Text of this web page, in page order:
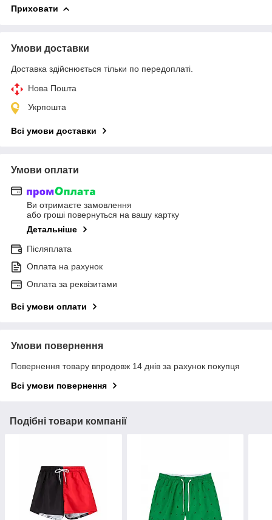
Приховати
Умови доставки
Доставка здійснюється тільки по передоплаті.
Нова Пошта
Укрпошта
Всі умови доставки
Умови оплати
Ви отримаєте замовлення
або гроші повернуться на вашу картку
Детальніше
Післяплата
Оплата на рахунок
Оплата за реквізитами
Всі умови оплати
Умови повернення
Повернення товару впродовж 14 днів за рахунок покупця
Всі умови повернення
Подібні товари компанії